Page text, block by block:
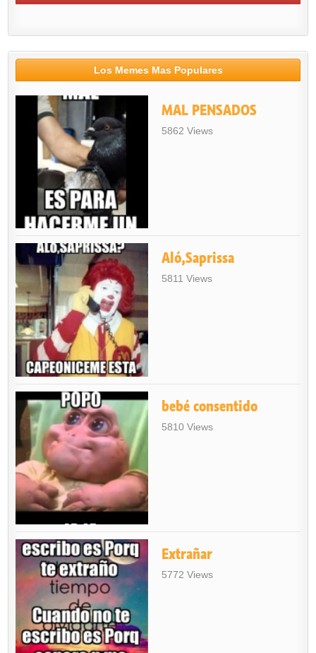
Los Memes Mas Populares
MAL PENSADOS
5862 Views
Aló,Saprissa
5811 Views
bebé consentido
5810 Views
Extrañar
5772 Views